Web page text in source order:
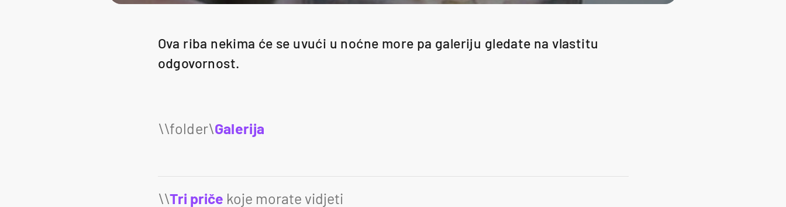
Ova riba nekima će se uvući u noćne more pa galeriju gledate na vlastitu
odgovornost.
Galerija
\\Tri priče koje morate vidjeti